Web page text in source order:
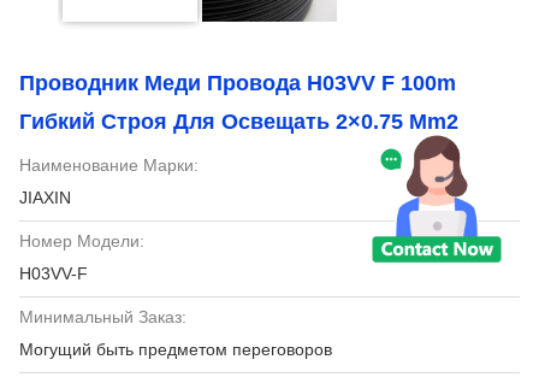
Проводник Меди Провода H03VV F 100m
Гибкий Строя Для Освещать 2×0.75 Mm2
Наименование Марки:
JIAXIN
Номер Модели:
H03VV-F
Минимальный Заказ:
Могущий быть предметом переговоров